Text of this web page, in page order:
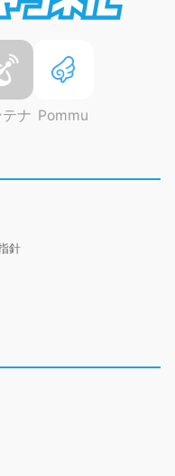
ナ Pommu
針